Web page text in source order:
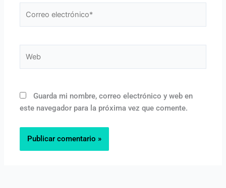
Guarda mi nombre, correo electrónico y web en
este navegador para la próxima vez que comente.